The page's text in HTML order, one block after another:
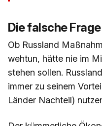
Die falsche Frage
Ob Russland
wehtun, hätte nie im
stehen sollen.
immer zu seinem
Länder Nachteil)